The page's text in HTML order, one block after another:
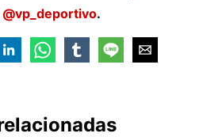
@vp_deportivo.